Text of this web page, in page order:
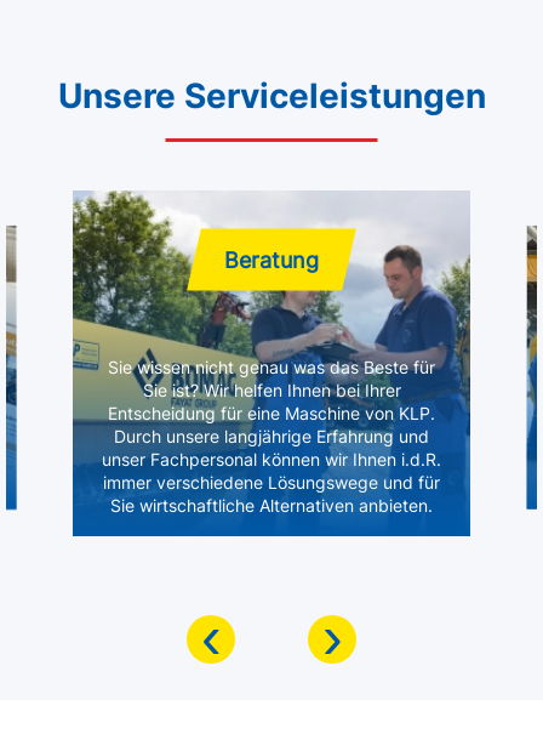
Unsere Serviceleistungen
Beratung
Sie wissen nicht genau was das Beste für
Sie ist? Wir helfen Ihnen bei Ihrer
Entscheidung für eine Maschine von KLP.
Durch unsere langjährige Erfahrung und
unser Fachpersonal können wir Ihnen i.d.R.
immer verschiedene Lösungswege und für
Sie wirtschaftliche Alternativen anbieten.
‹ ›